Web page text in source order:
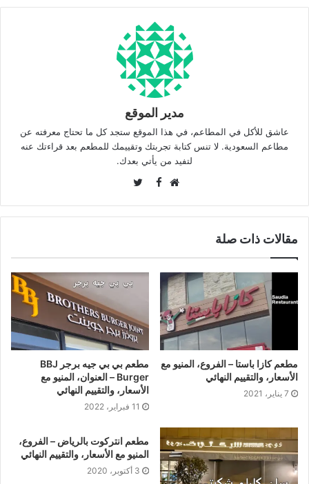
مدير الموقع
عاشق للأكل في المطاعم، في هذا الموقع ستجد كل ما تحتاج معرفته عن
مطاعم السعودية. لا تنس كتابة تجربتك وتقييمك للمطعم بعد قراءتك عنه
لتفيد من يأتي بعدك.
Facebook
مقالات ذات صلة
مطعم كازا باستا – الفروع، المنيو مع
الأسعار، والتقييم النهائي
7 يناير، 2021
مطعم بي بي جيه برجر BBJ
Burger – العنوان، المنيو مع
الأسعار، والتقييم النهائي
11 فبراير، 2022
مطعم انتركوت بالرياض – الفروع،
المنيو مع الأسعار، والتقييم النهائي
3 أكتوبر، 2020